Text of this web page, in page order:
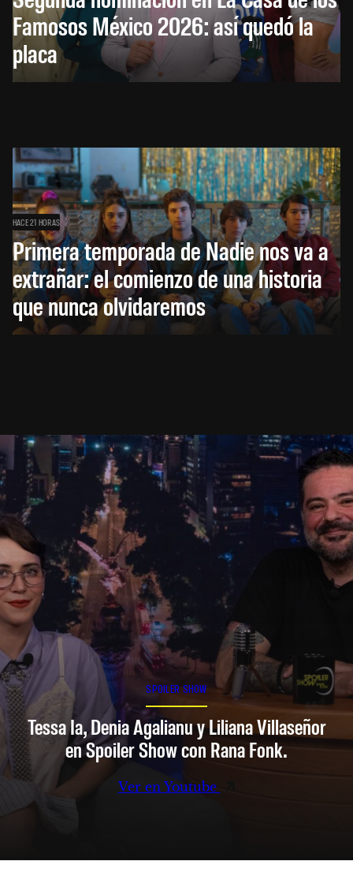
Famosos México 2026: así quedó la
placa
HACE 21 HORAS
Primera temporada de Nadie nos va a
extrañar: el comienzo de una historia
que nunca olvidaremos
SPOILER SHOW
Tessa Ia, Denia Agalianu y Liliana Villaseñor
en Spoiler Show con Rana Fonk.
Ver en Youtube